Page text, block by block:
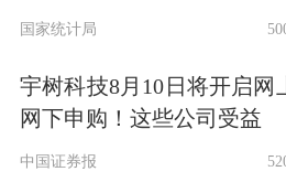
三星SDI介绍，前述
当地需求，三星SDI已
汽车的生产线转为储
国家统计局
宇树科技8月10日将开启网
网下申购！这些公司受益
中国证券报